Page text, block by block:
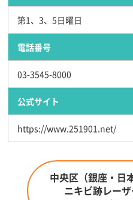
第1、3、5日曜日
電話番号
03-3545-8000
公式サイト
https://www.251901.net/
中央区（銀座・日
ニキビ跡レー